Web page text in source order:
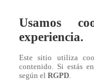
Usamos
experiencia.
Este sitio utiliza
contenido. Si estás
según el RGPD